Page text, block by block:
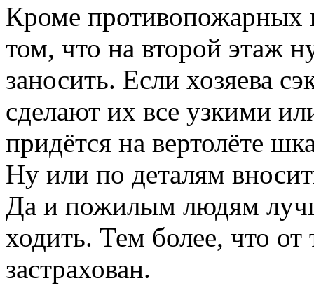
Кроме противопожарных
том, что на второй этаж
заносить. Если хозяева
сделают их все узкими
придётся на вертолёте
Ну или по деталям
Да и пожилым людям
ходить. Тем более, что от
застрахован.